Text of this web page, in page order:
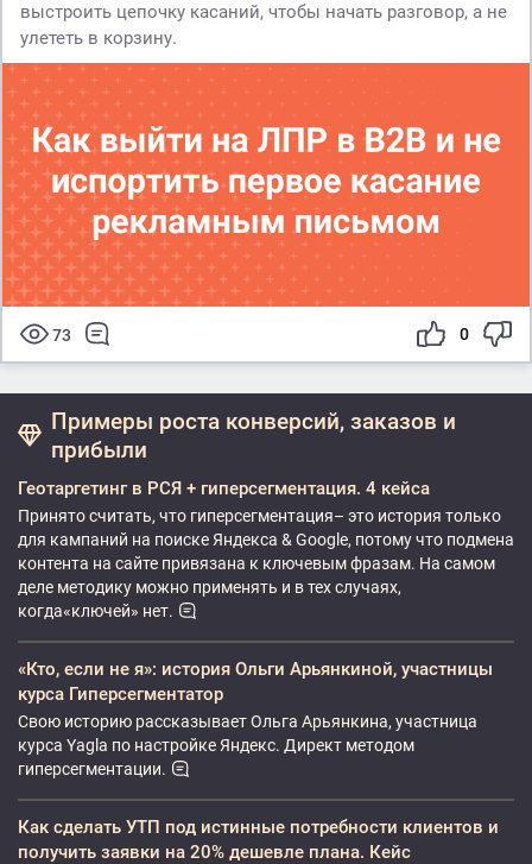
выстроить цепочку касаний, чтобы начать разговор, а не
улететь в корзину.
73 0
Примеры роста конверсий, заказов и
прибыли
Геотаргетинг в РСЯ + гиперсегментация. 4 кейса
Принято считать, что гиперсегментация– это история только
для кампаний на поиске Яндекса & Google, потому что подмена
контента на сайте привязана к ключевым фразам. На самом
деле методику можно применять и в тех случаях,
когда«ключей» нет.
«Кто, если не я»: история Ольги Арьянкиной, участницы
курса Гиперсегментатор
Свою историю рассказывает Ольга Арьянкина, участница
курса Yagla по настройке Яндекс. Директ методом
гиперсегментации.
Как сделать УТП под истинные потребности клиентов и
получить заявки на 20% дешевле плана. Кейс